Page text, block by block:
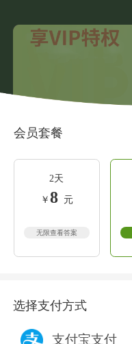
会员套餐
2天
￥ 8 元
无限查看答案
选择支付方式
支付宝支付